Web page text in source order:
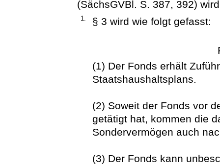
(SächsGVBl. S. 387, 392)
1. § 3 wird wie folgt gefasst:
(1) Der Fonds erhält
Staatshaushaltsplans.
(2) Soweit der Fonds vor
getätigt hat, kommen die
Sondervermögen auch
(3) Der Fonds kann